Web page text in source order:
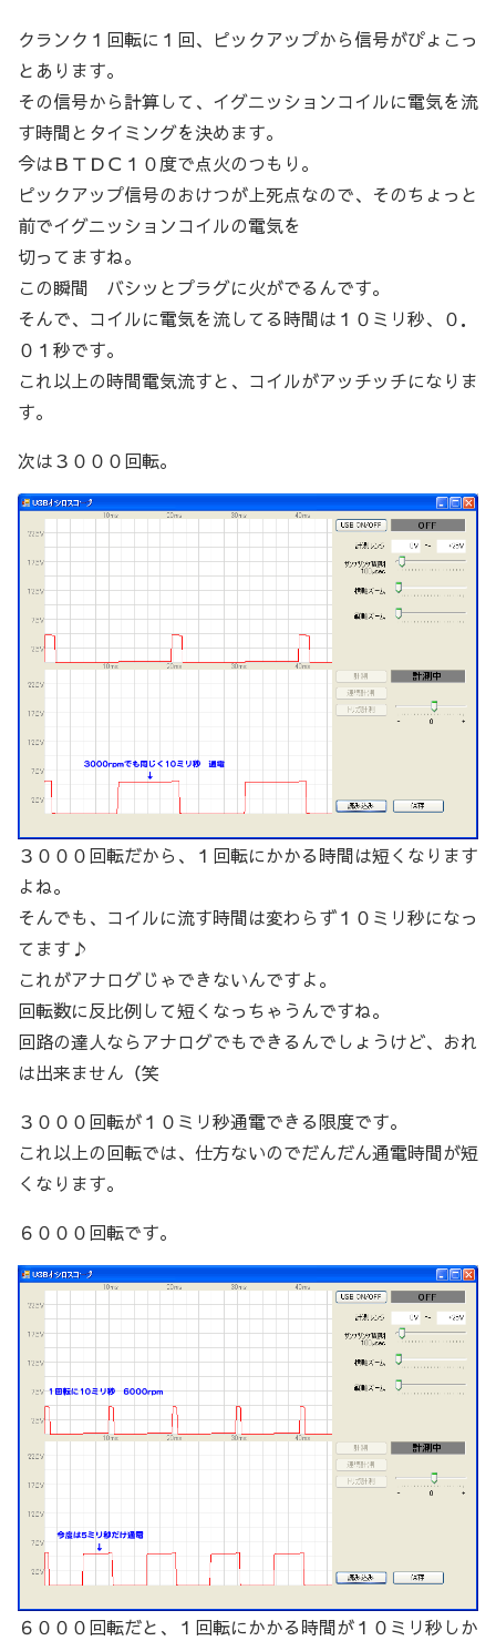
クランク１回転に１回、ピックアップから信号がぴょこっ
とあります。
その信号から計算して、イグニッションコイルに電気を流
す時間とタイミングを決めます。
今はＢＴＤＣ１０度で点火のつもり。
ピックアップ信号のおけつが上死点なので、そのちょっと
前でイグニッションコイルの電気を
切ってますね。
この瞬間 バシッとプラグに火がでるんです。
そんで、コイルに電気を流してる時間は１０ミリ秒、０．
０１秒です。
これ以上の時間電気流すと、コイルがアッチッチになりま
す。
次は３０００回転。
３０００回転だから、１回転にかかる時間は短くなります
よね。
そんでも、コイルに流す時間は変わらず１０ミリ秒になっ
てます♪
これがアナログじゃできないんですよ。
回転数に反比例して短くなっちゃうんですね。
回路の達人ならアナログでもできるんでしょうけど、おれ
は出来ません（笑
３０００回転が１０ミリ秒通電できる限度です。
これ以上の回転では、仕方ないのでだんだん通電時間が短
くなります。
６０００回転です。
６０００回転だと、１回転にかかる時間が１０ミリ秒しか